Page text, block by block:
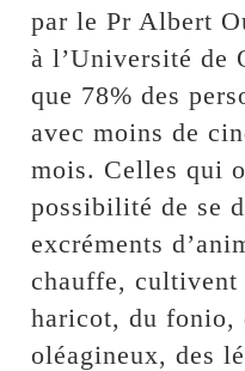
par le Pr Albert
à l’Université de
que 78% des
avec moins de
mois. Celles qui
possibilité de se
excréments
chauffe,
haricot, du fonio,
oléagineux, des